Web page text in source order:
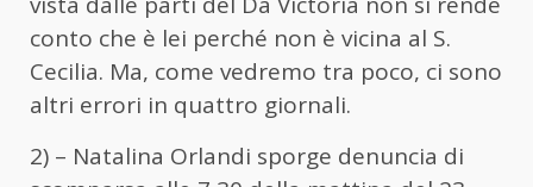
conto che è lei perché non è vicina al S.
Cecilia. Ma, come vedremo tra poco, ci sono
altri errori in quattro giornali.
2) – Natalina Orlandi sporge denuncia di